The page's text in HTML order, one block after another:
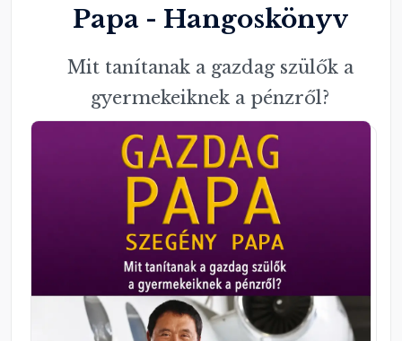
Papa - Hangoskönyv
Mit tanítanak a gazdag szülők a
gyermekeiknek a pénzről?